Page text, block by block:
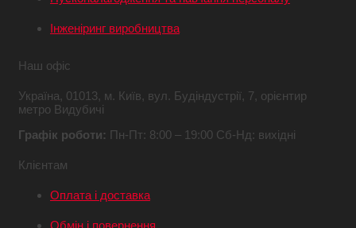
Інженіринг виробництва
Наш офіс
Україна, 01013, м. Київ, вул. Будіндустрії, 7, орієнтир
метро Видубичі
Графік роботи: Пн-Пт: 8:00 – 19:00 Сб-Нд: вихідні
Клієнтам
Оплата і доставка
Обмін і повернення